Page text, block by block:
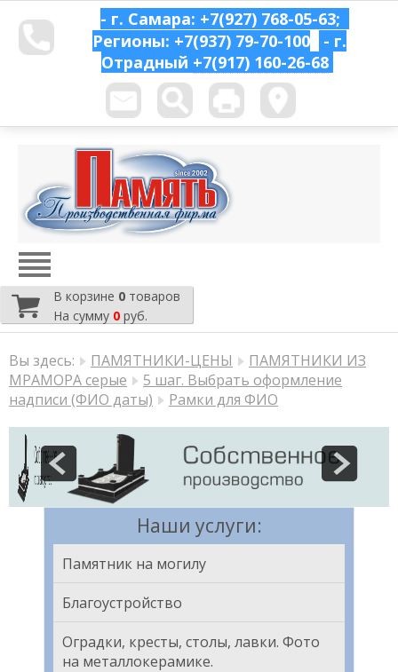
- г. Самара: +7(927) 768-05-63;
Регионы: +7(937) 79-70-100
- г.
Отрадный +7(917) 160-26-68
В корзине 0 товаров
На сумму 0 руб.
Вы здесь: ПАМЯТНИКИ-ЦЕНЫ
ПАМЯТНИКИ ИЗ
МРАМОРА серые
5 шаг. Выбрать оформление
надписи (ФИО даты)
Рамки для ФИО
Наши услуги:
Памятник на могилу
Благоустройство
Оградки, кресты, столы, лавки. Фото
на металлокерамике.